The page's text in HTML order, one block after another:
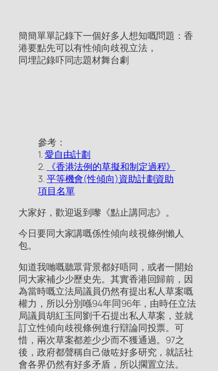
簡簡單單記錄下一個好多人想知嘅問題：香
港要點先可以有性傾向歧視立法，
同埋記錄吓同志題材舞台劇
參考：
1.愛自由計劃
2.
《香港法例的草擬和制定過程》
3.平等機會(性傾向)資助計劃資助
項目名單
大家好，歡迎返到嚟《點止講同志》。
今日要同大家講嘅係性傾向歧視條例懶人
包。
知道我哋嘅聽眾背景都好唔同，或者一開始
同大家補少少歷史先。其實香港回歸前，因
為當時嘅立法局議員仍然有提出私人草案嘅
權力，所以分別喺94年同96年，由時任立法
局議員胡紅玉同劉千石提出私人草案，並就
訂立性傾向歧視條例進行辯論同投票。可
惜，兩次草案都差少少而不獲通過。97之
後，政府都聲稱自己做咗好多研究，就話社
會各界仍然有好多矛盾，所以擱置立法。